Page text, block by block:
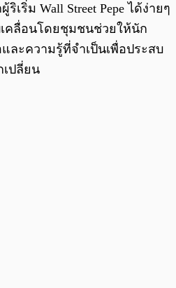
เริ่ม Wall Street Pepe ได้ง่ายๆ
คลื่อนโดยชุมชนช่วยให้นัก
ละความรู้ที่จำเป็นเพื่อประสบ
ปลี่ยน